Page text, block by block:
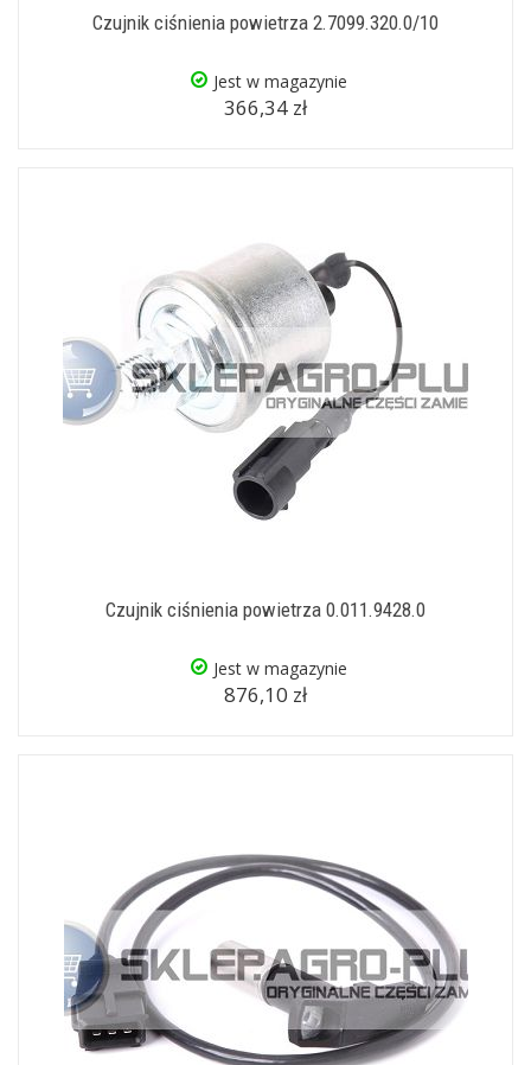
Czujnik ciśnienia powietrza 2.7099.320.0/10
Jest w magazynie
366,34 zł
Czujnik ciśnienia powietrza 0.011.9428.0
Jest w magazynie
876,10 zł